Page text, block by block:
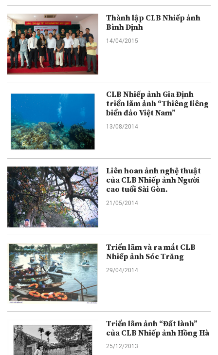
Thành lập CLB Nhiếp ảnh
Bình Định
14/04/2015
CLB Nhiếp ảnh Gia Định
triển lãm ảnh “Thiêng liêng
biển đảo Việt Nam”
13/08/2014
Liên hoan ảnh nghệ thuật
của CLB Nhiếp ảnh Người
cao tuổi Sài Gòn.
21/05/2014
Triển lãm và ra mắt CLB
Nhiếp ảnh Sóc Trăng
29/04/2014
Triển lãm ảnh “Đất lành”
của CLB Nhiếp ảnh Hồng Hà
25/12/2013